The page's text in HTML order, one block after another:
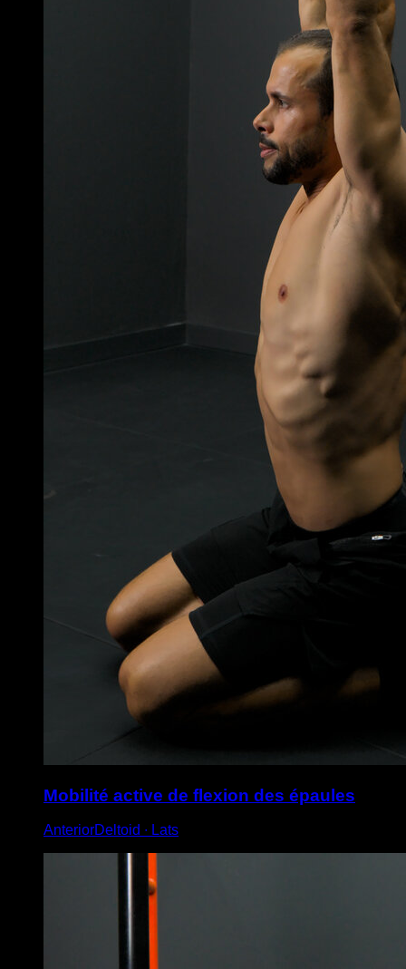
Mobilité active de flexion des épaules
AnteriorDeltoid ∙ Lats